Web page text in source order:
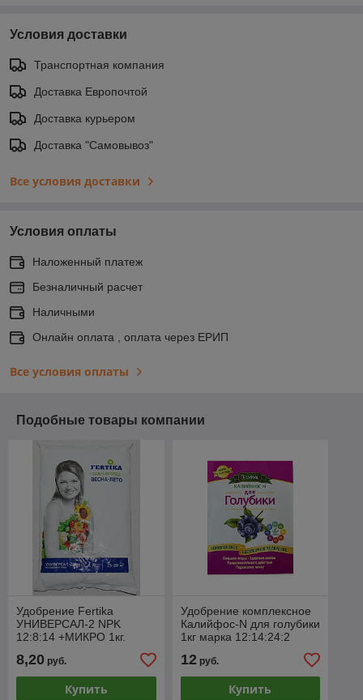
Условия доставки
Транспортная компания
Доставка Европочтой
Доставка курьером
Доставка "Самовывоз"
Все условия доставки
Условия оплаты
Наложенный платеж
Безналичный расчет
Наличными
Онлайн оплата , оплата через ЕРИП
Все условия оплаты
Подобные товары компании
Удобрение Fertika
УНИВЕРСАЛ-2 NPK
12:8:14 +МИКРО 1кг.
8,20 руб.
Купить
Удобрение комплексное
Калийфос-N для голубики
1кг марка 12:14:24:2
12руб.
Купить